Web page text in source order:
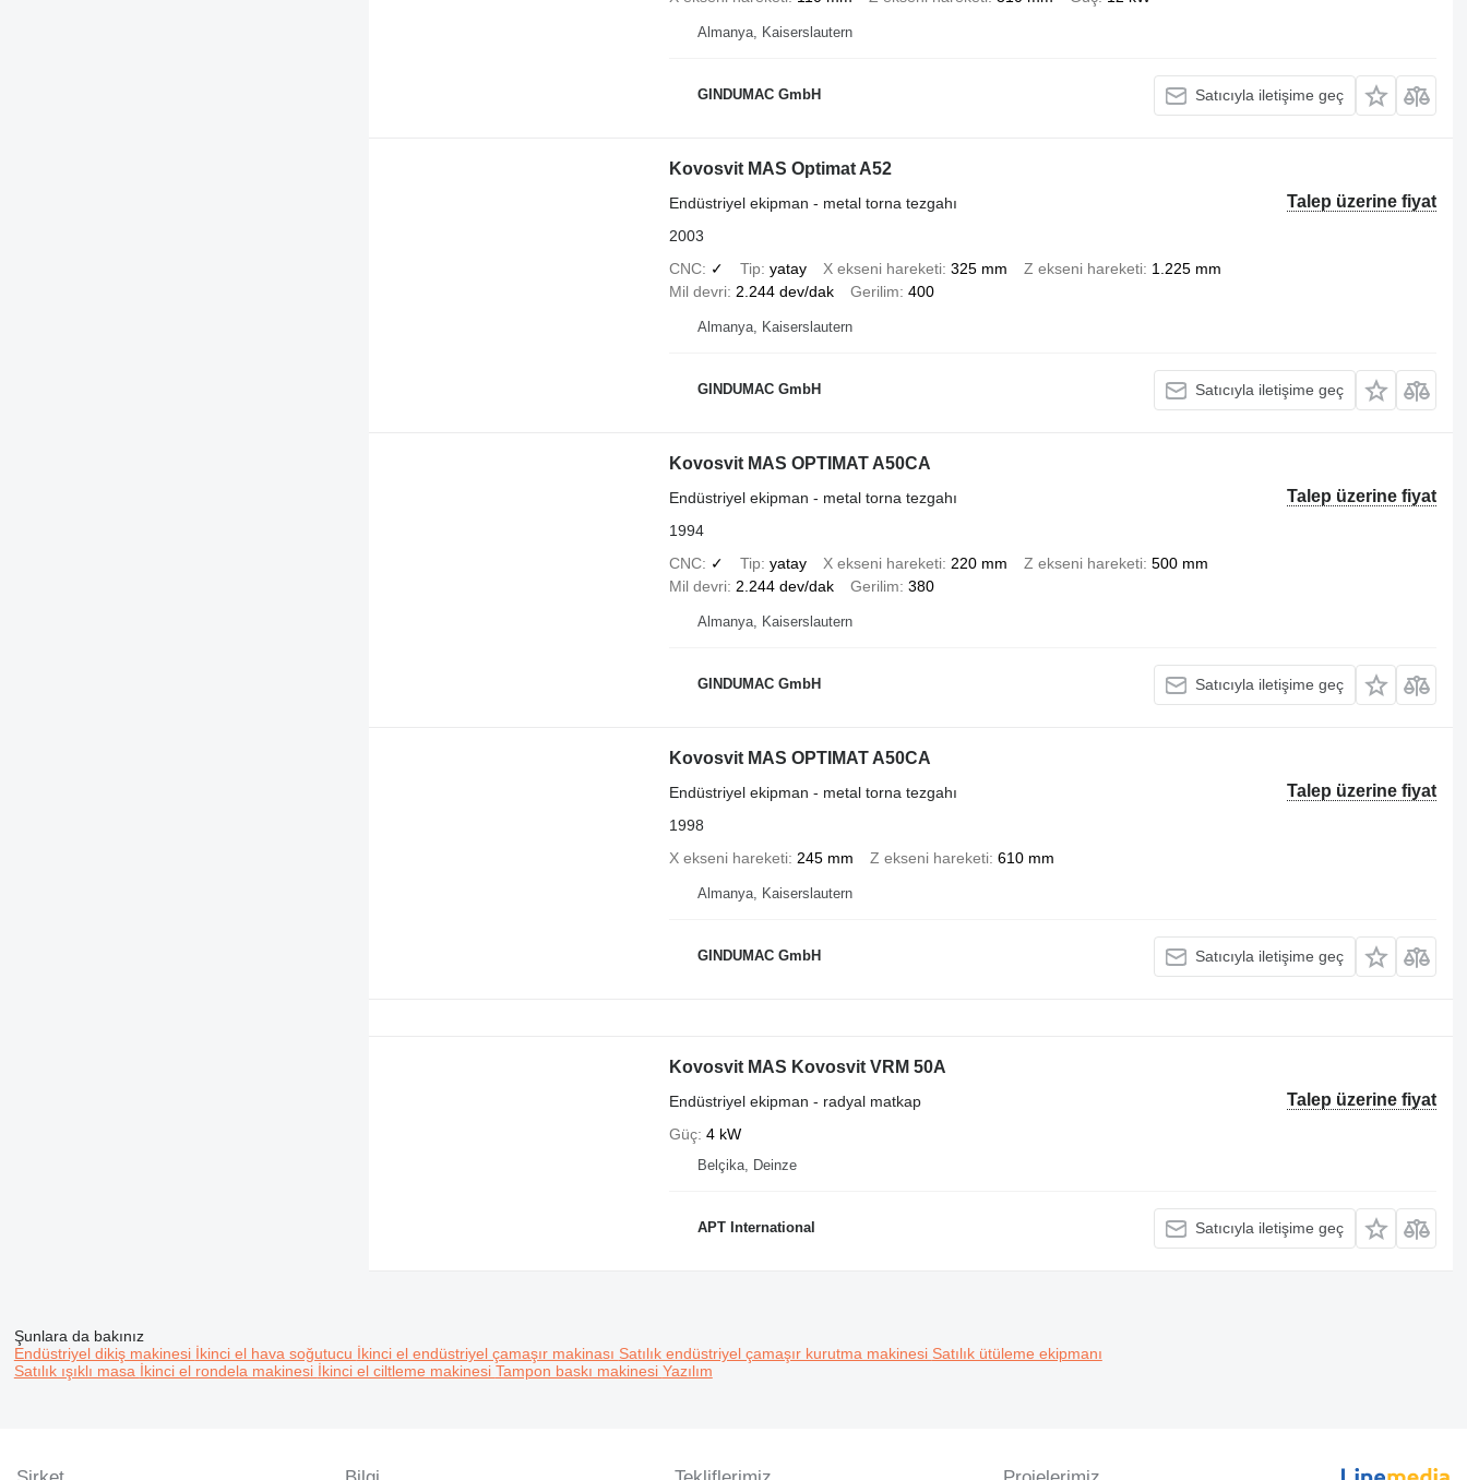
Almanya, Kaiserslautern
GINDUMAC GmbH Satıcıyla iletişime geç
Kovosvit MAS Optimat A52
Talep üzerine fiyat
Endüstriyel ekipman - metal torna tezgahı
2003
CNC
✓ Tip yatay X ekseni hareketi 325 mm Z ekseni hareketi 1.225 mm
Mil devri 2.244 dev/dak Gerilim 400
Almanya, Kaiserslautern
GINDUMAC GmbH Satıcıyla iletişime geç
Kovosvit MAS OPTIMAT A50CA
Talep üzerine fiyat
Endüstriyel ekipman - metal torna tezgahı
1994
CNC
✓ Tip yatay X ekseni hareketi 220 mm Z ekseni hareketi 500 mm
Mil devri 2.244 dev/dak Gerilim 380
Almanya, Kaiserslautern
GINDUMAC GmbH Satıcıyla iletişime geç
Kovosvit MAS OPTIMAT A50CA
Talep üzerine fiyat
Endüstriyel ekipman - metal torna tezgahı
1998
X ekseni hareketi 245 mm Z ekseni hareketi 610 mm
Almanya, Kaiserslautern
GINDUMAC GmbH Satıcıyla iletişime geç
Kovosvit MAS Kovosvit VRM 50A
Talep üzerine fiyat
Endüstriyel ekipman - radyal matkap
Güç 4 kW
Belçika, Deinze
APT International Satıcıyla iletişime geç
Şunlara da bakınız
Endüstriyel dikiş makinesi İkinci el hava soğutucu İkinci el endüstriyel çamaşır makinası Satılık endüstriyel çamaşır kurutma makinesi Satılık ütüleme ekipmanı
Satılık ışıklı masa İkinci el rondela makinesi İkinci el ciltleme makinesi Tampon baskı makinesi Yazılım